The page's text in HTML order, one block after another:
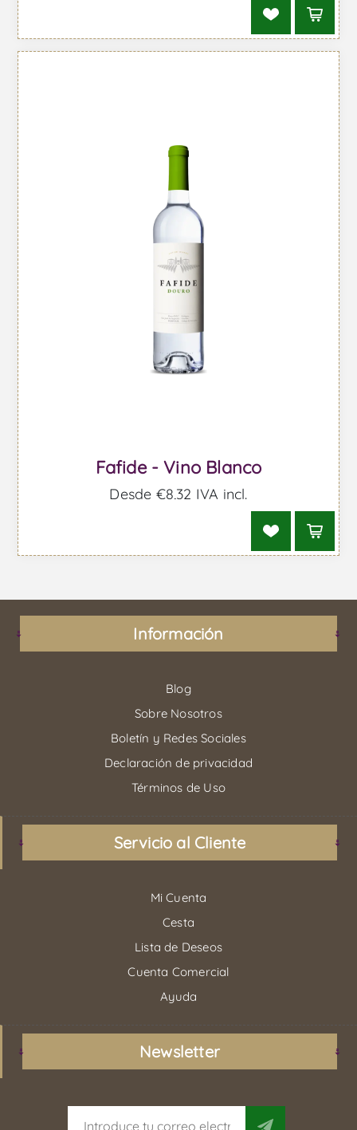
Fafide - Vino Blanco
Desde €8,32 IVA incl.
Información
Blog
Sobre Nosotros
Boletín y Redes Sociales
Declaración de privacidad
Términos de Uso
Servicio al Cliente
Mi Cuenta
Cesta
Lista de Deseos
Cuenta Comercial
Ayuda
Newsletter